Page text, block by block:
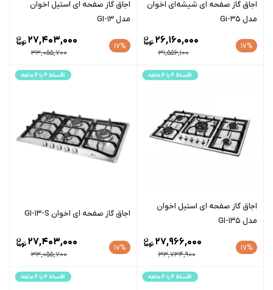
اجاق گاز صفحه ای شیشه‌ای اخوان
مدل Gi-35
17%
31,556,100
26,160,000
اجاق گاز صفحه ای استیل اخوان
مدل GI-13
17%
33,055,700
27,403,000
اجاق گاز صفحه ای استیل اخوان
مدل GI-135
17%
33,734,900
27,966,000
اجاق گاز صفحه ای اخوان GI-13-S
17%
33,055,700
27,403,000